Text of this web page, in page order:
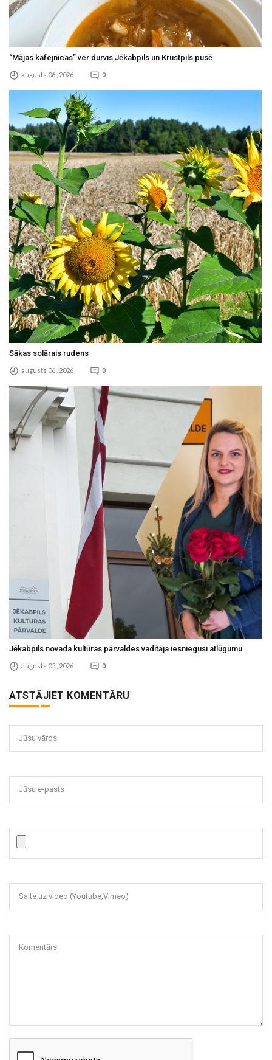
“Mājas kafejnīcas” ver durvis Jēkabpils un Krustpils pusē
augusts 06 , 2026 0
Sākas solārais rudens
augusts 06 , 2026 0
Jēkabpils novada kultūras pārvaldes vadītāja iesniegusi atlūgumu
augusts 05 , 2026 0
ATSTĀJIET KOMENTĀRU
Jūsu vārds:
Jūsu e-pasts
Saite uz video (Youtube,Vimeo)
Komentārs